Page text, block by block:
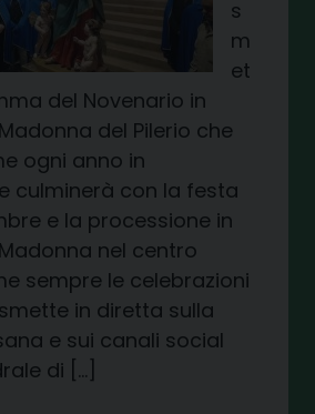
s
m
et
del Novenario in
del Pilerio che
ogni anno in
culminerà con la festa
e la processione in
nel centro
sempre le celebrazioni
in diretta sulla
e sui canali social
di […]